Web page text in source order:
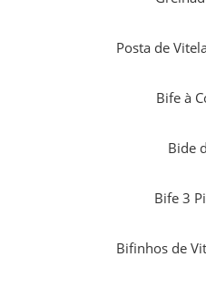
Posta de
Bife à
Bide
Bife 3
Bifinhos de